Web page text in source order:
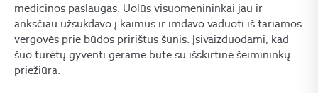
medicinos paslaugas. Uolūs visuomenininkai jau ir
anksčiau užsukdavo į kaimus ir imdavo vaduoti iš tariamos
vergovės prie būdos pririštus šunis. Įsivaizduodami, kad
šuo turėtų gyventi gerame bute su išskirtine šeimininkų
priežiūra.